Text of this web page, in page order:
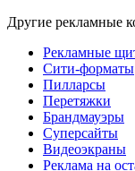
Другие рекламные
Рекламные
Сити-форматы
Пилларсы
Перетяжки
Брандмауэры
Суперсайты
Видеоэкраны
Реклама на